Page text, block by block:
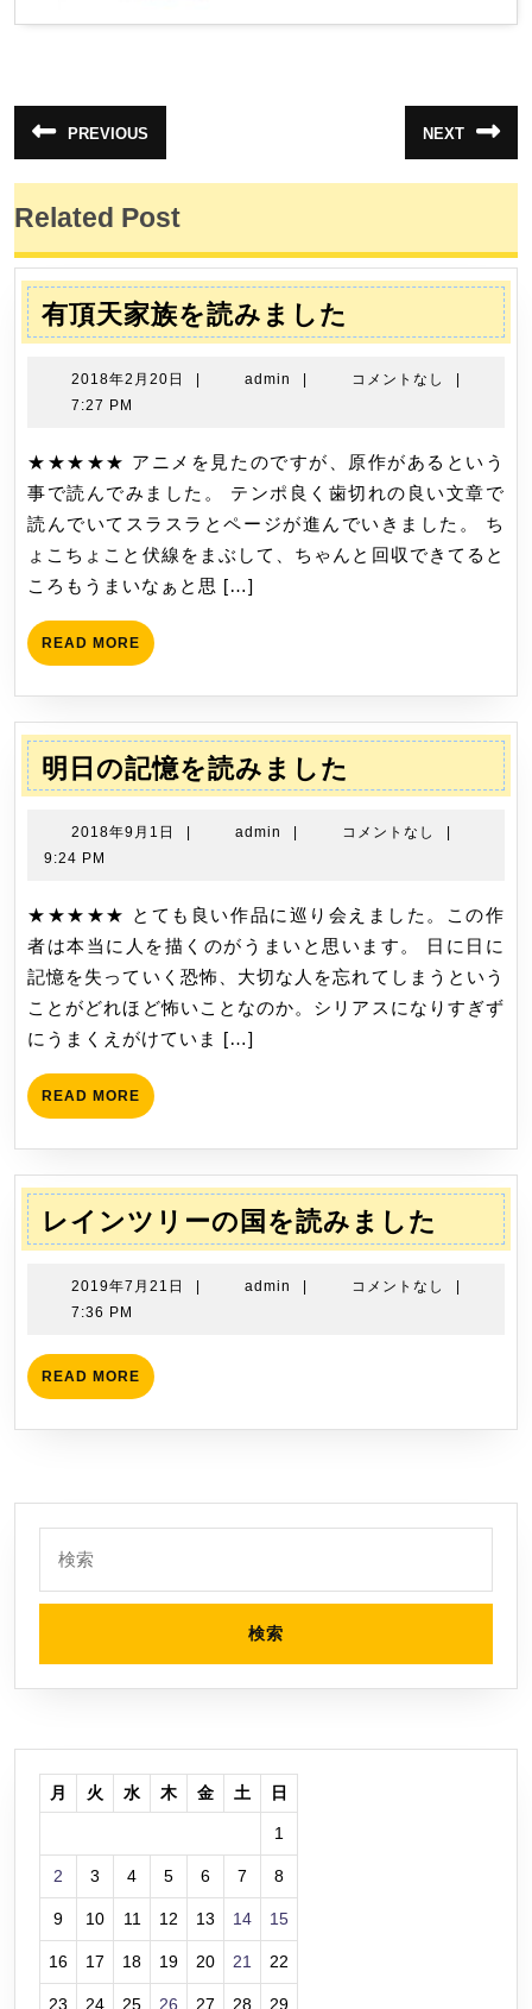
投
稿
ナ
ビ
ゲ
ー
シ
PREVIOUS
の
投
NEXT
の
投
Related Post
有頂天家族を読みました
頂
天
を
読
み
ま
2018年2月20日
2018
月
| admin admin
| コメントなし
|
7:27 PM
★★★★★ アニメを見たのですが、原作があるという
事で読んでみました。 テンポ良く歯切れの良い文章で
読んでいてスラスラとページが進んでいきました。 ち
ょこちょこと伏線をまぶして、ちゃんと回収できてると
ころもうまいなぁと思 […]
READ MORE READ
MORE
明日の記憶を読みました
日
の
を
読
み
ま
2018年9月1日
2018
月
admin admin コメントなし
9:24 PM
★★★★★ とても良い作品に巡り会えました。この作
者は本当に人を描くのがうまいと思います。 日に日に
記憶を失っていく恐怖、大切な人を忘れてしまうという
ことがどれほど怖いことなのか。シリアスになりすぎず
にうまくえがけていま […]
READ MORE READ
MORE
レインツリーの国を読みました
イ
ン
国
読
み
し
2019年7月21日
2019
| admin admin
| コメントなし
|
7:36 PM
READ MORE READ
MORE
索:
月 火 水 木 金 土 日
1
2 3 4 5 6 7 8
9 10 11 12 13 14 15
16 17 18 19 20 21 22
23 24 25 26 27 28 29